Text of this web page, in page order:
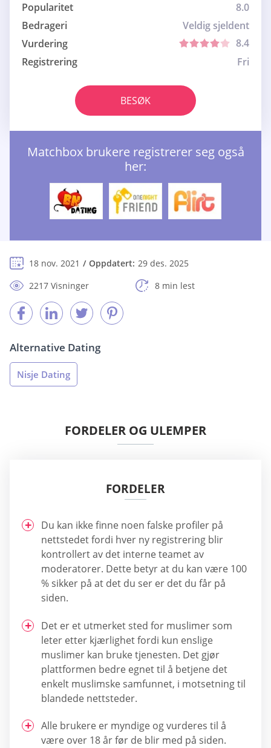
Popularitet
8.0
Bedrageri
Veldig sjeldent
Vurdering
8.4
Registrering
Fri
BESØK
Matchbox brukere registrerer seg også
her:
18 nov. 2021 Oppdatert: 29 des. 2025
2217 Visninger
8 min lest
Alternative Dating
Nisje Dating
FORDELER OG ULEMPER
FORDELER
Du kan ikke finne noen falske profiler på
nettstedet fordi hver ny registrering blir
kontrollert av det interne teamet av
moderatorer. Dette betyr at du kan være 100
% sikker på at det du ser er det du får på
siden.
Det er et utmerket sted for muslimer som
leter etter kjærlighet fordi kun enslige
muslimer kan bruke tjenesten. Det gjør
plattformen bedre egnet til å betjene det
enkelt muslimske samfunnet, i motsetning til
blandede nettsteder.
Alle brukere er myndige og vurderes til å
være over 18 år før de blir med på siden.